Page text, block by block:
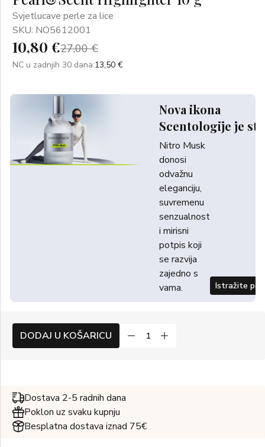
Svjetlucave perle za lice
SKU: NO5612001
10,80 €27,00 €
NC u zadnjih 30 dana:13,50 €
Nova ikona
Scentologije je
Nitro Musk
donosi
odvažnu
eleganciju,
suvremenu
senzualnost
i mirisni
potpis koji
se razvija
zajedno s
vama.
Istražite
DODAJ U KOŠARICU
Dostava 2-5 radnih dana
Poklon uz svaku kupnju
Besplatna dostava iznad 75€